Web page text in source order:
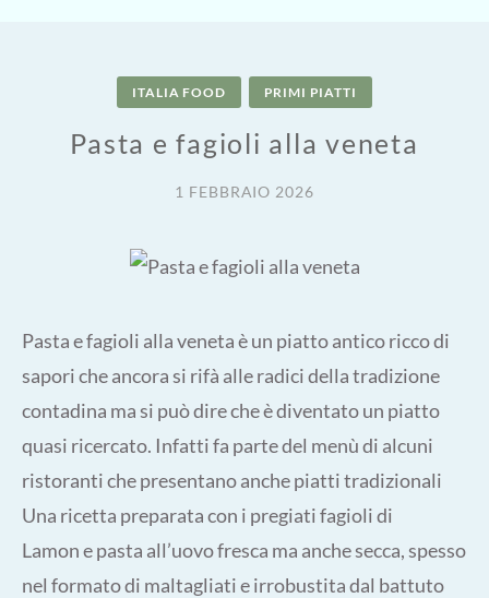
ITALIA FOOD PRIMI PIATTI
Pasta e fagioli alla veneta
1 FEBBRAIO 2026
Pasta e fagioli alla veneta è un piatto antico ricco di
sapori che ancora si rifà alle radici della tradizione
contadina ma si può dire che è diventato un piatto
quasi ricercato. Infatti fa parte del menù di alcuni
ristoranti che presentano anche piatti tradizionali
Una ricetta preparata con i pregiati fagioli di
Lamon e pasta all’uovo fresca ma anche secca, spesso
nel formato di maltagliati e irrobustita dal battuto